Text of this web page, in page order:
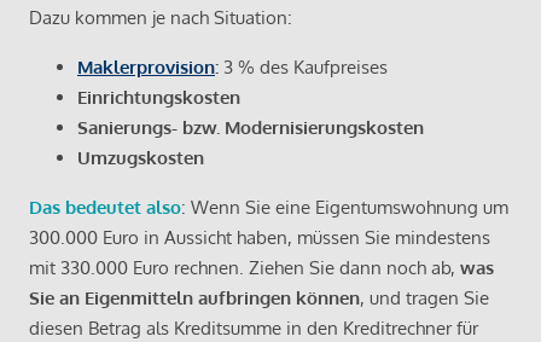
Dazu kommen je nach Situation:
Maklerprovision: 3 % des Kaufpreises
Einrichtungskosten
Sanierungs- bzw. Modernisierungskosten
Umzugskosten
Das bedeutet also: Wenn Sie eine Eigentumswohnung um
300.000 Euro in Aussicht haben, müssen Sie mindestens
mit 330.000 Euro rechnen. Ziehen Sie dann noch ab, was
Sie an Eigenmitteln aufbringen können, und tragen Sie
diesen Betrag als Kreditsumme in den Kreditrechner für